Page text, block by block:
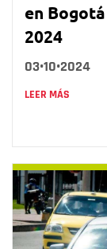
en
2024
03•10•2024
LEER MÁS